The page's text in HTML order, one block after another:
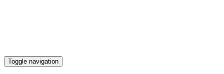
Toggle navigation